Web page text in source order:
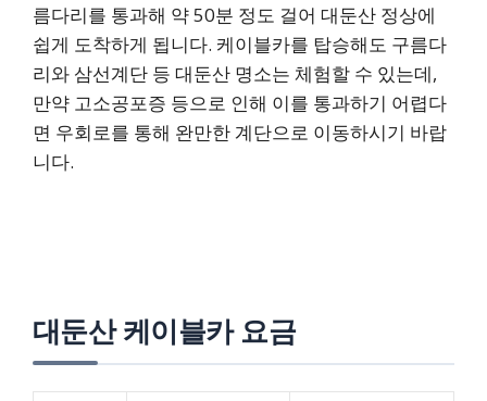
름다리를 통과해 약 50분 정도 걸어 대둔산 정상에
쉽게 도착하게 됩니다. 케이블카를 탑승해도 구름다
리와 삼선계단 등 대둔산 명소는 체험할 수 있는데,
만약 고소공포증 등으로 인해 이를 통과하기 어렵다
면 우회로를 통해 완만한 계단으로 이동하시기 바랍
니다.
대둔산 케이블카 요금